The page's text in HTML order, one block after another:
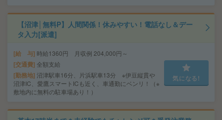
【沼津│無料P】人間関係！休みやすい！電話なし＆デー
タ入力[派遣]
給 与 時給1360円 月収例 204,000円～
交通費 全額支給
勤務地 沼津駅車16分、片浜駅車13分 ※伊豆縦貫や
沼津IC、愛鷹スマートICも近く、車通勤にベンリ！（※
敷地内に無料の駐車場あり！）
気になる!